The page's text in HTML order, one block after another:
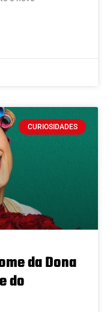
CURIOSIDADES
da Dona
do